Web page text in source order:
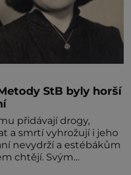
StB byly horší
přidávají drogy,
a smrtí vyhrožují i jeho
nevydrží a estébákům
chtějí. Svým